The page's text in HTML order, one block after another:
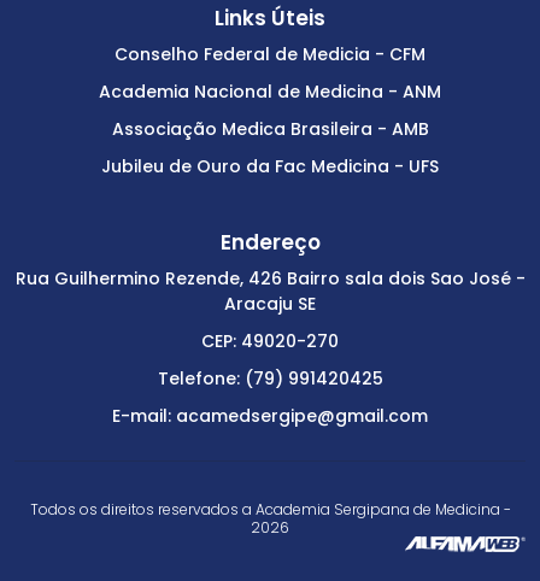
Links Úteis
Conselho Federal de Medicia - CFM
Academia Nacional de Medicina - ANM
Associação Medica Brasileira - AMB
Jubileu de Ouro da Fac Medicina - UFS
Endereço
Rua Guilhermino Rezende, 426 Bairro sala dois Sao José -
Aracaju SE
CEP: 49020-270
Telefone: (79) 991420425
E-mail: acamedsergipe@gmail.com
Todos os direitos reservados a Academia Sergipana de Medicina -
2026